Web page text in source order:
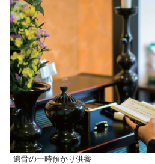
遺骨の一時預かり供養